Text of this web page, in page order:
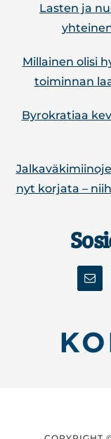
Lasten ja
Mil­lai­nen olisi
toi­min­nan
By­ro­kra­tiaa
nyt korjata –